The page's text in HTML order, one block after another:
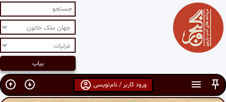
ورود کاربر / نام‌نویسی